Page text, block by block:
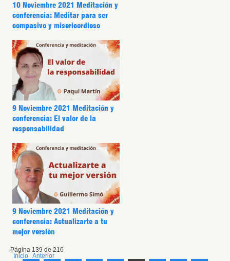
10 Noviembre 2021 Meditación y
conferencia: Meditar para ser
compasivo y misericordioso
9 Noviembre 2021 Meditación y
conferencia: El valor de la
responsabilidad
9 Noviembre 2021 Meditación y
conferencia: Actualizarte a tu
mejor versión
Página 139 de 216
Inicio Anterior